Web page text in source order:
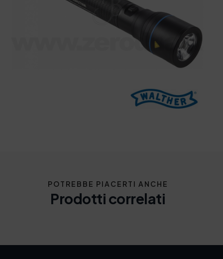
POTREBBE PIACERTI ANCHE
Prodotti correlati